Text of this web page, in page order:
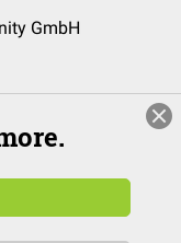
GmbH